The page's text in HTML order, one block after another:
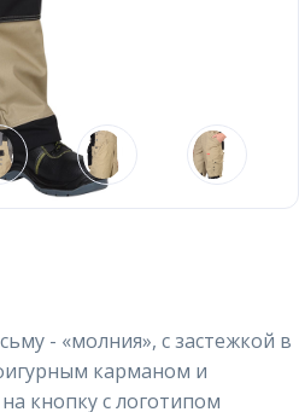
- «молния», с застежкой в
карманом и
кнопку с логотипом